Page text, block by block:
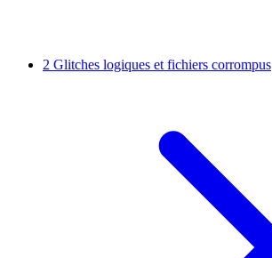
2 Glitches logiques et fichiers corrompus